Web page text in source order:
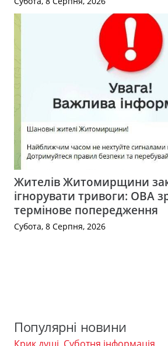
Жителів Житомирщини
ігнорувати тривоги: ОВА
термінове попередження
Субота, 8 Серпня, 2026
Популярні новини